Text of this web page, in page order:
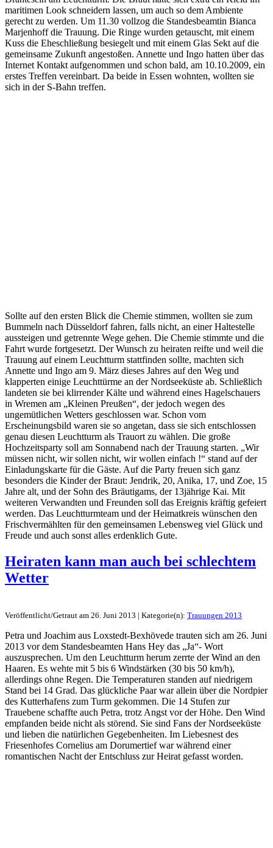
maritimen Look schneidern lassen, um auch so dem Ambiente
gerecht zu werden. Um 11.30 vollzog die Standesbeamtin Bianca
Marjenhoff die Trauung. Die Ringe wurden getauscht, mit einem
Kuss die Eheschließung besiegelt und mit einem Glas Sekt auf die
gemeinsame Zukunft angestoßen. Annette und Ingo hatten über das
Internet Kontakt aufgenommen und schon bald, am 10.10.2009, ein
erstes Treffen vereinbart. Da beide in Essen wohnten, wollten sie
sich in der S-Bahn treffen.
Sollte auf den ersten Blick die Chemie stimmen, wollten sie zum
Bummeln nach Düsseldorf fahren, falls nicht, an einer Haltestelle
aussteigen und getrennte Wege gehen. Die Chemie stimmte und die
Fahrt wurde fortgesetzt. Der Wunsch zu heiraten reifte und weil die
Trauung auf einem Leuchtturm stattfinden sollte, machten sich
Annette und Ingo am 9. März dieses Jahres auf den Weg und
klapperten einige Leuchttürme an der Nordseeküste ab. Schließlich
landeten sie bei klirrender Kälte und während eines Hagelschauers
in Wremen am „Kleinen Preußen“, der jedoch wegen des
ungemütlichen Wetters geschlossen war. Schon vom
Erscheinungsbild waren sie so angetan, dass sie sich entschlossen
genau diesen Leuchtturm als Trauort zu wählen. Die große
Hochzeitsparty soll am Sonnabend nach der Trauung starten. „Wir
müssen nicht, wir sollen nicht, wir wollen einfach !“ stand auf der
Einladungskarte für die Gäste. Auf die Party freuen sich ganz
besonders die Kinder der Braut: Jendrik, 20, Anika, 17, und Zoe, 15
Jahre alt, und der Sohn des Bräutigams, der 13jährige Kai. Mit
weiteren Verwandten und Freunden soll das Ereignis kräftig gefeiert
werden. Das Leuchtturmteam und der Heimatkreis wünschen den
Frischvermählten für den gemeinsamen Lebensweg viel Glück und
Freude und auch sonst alles erdenklich Gute.
Heiraten kann man auch bei schlechtem
Wetter
Veröffentlicht/Getraut am 26. Juni 2013 | Kategorie(n): Trauungen 2013
Petra und Joachim aus Loxstedt-Bexhövede trauten sich am 26. Juni
2013 vor dem Standesbeamten Hans Hey das „Ja“- Wort
auszusprechen. Um den Leuchtturm herum zerrte der Wind an den
Haaren. Es wehte mit 5 bis 6 Windstärken (30 bis 50 km/h),
allerdings ohne Regen. Die Temperaturen standen auf niedrigem
Stand bei 14 Grad. Das glückliche Paar war allein über die Nordpier
des Kutterhafens zum Turm gekommen. Die 14 Stufen zur
Trauebene schaffte auch Petra, trotz Angst vor der Höhe. Den Wind
empfanden beide nicht als störend. Sie sind Fans der Nordseeküste
und lieben die natürlichen Gegebenheiten. Im Liebesnest des
Friesenhofes Cornelius am Dorumertief war während einer
romantischen Nacht der Entschluss zur Heirat gefasst worden.